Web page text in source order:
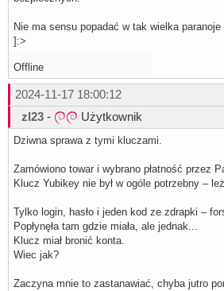
Nie ma sensu popadać w tak wielka paranoje
]:>
Offline
2024-11-17 18:00:12
zl23 - Użytkownik
Dziwna sprawa z tymi kluczami.
Zamówiono towar i wybrano płatność przez
Klucz Yubikey nie był w ogóle potrzebny –
Tylko login, hasło i jeden kod ze zdrapki –
Popłynęła tam gdzie miała, ale jednak...
Klucz miał bronić konta.
Wiec jak?
Zaczyna mnie to zastanawiać, chyba jutro